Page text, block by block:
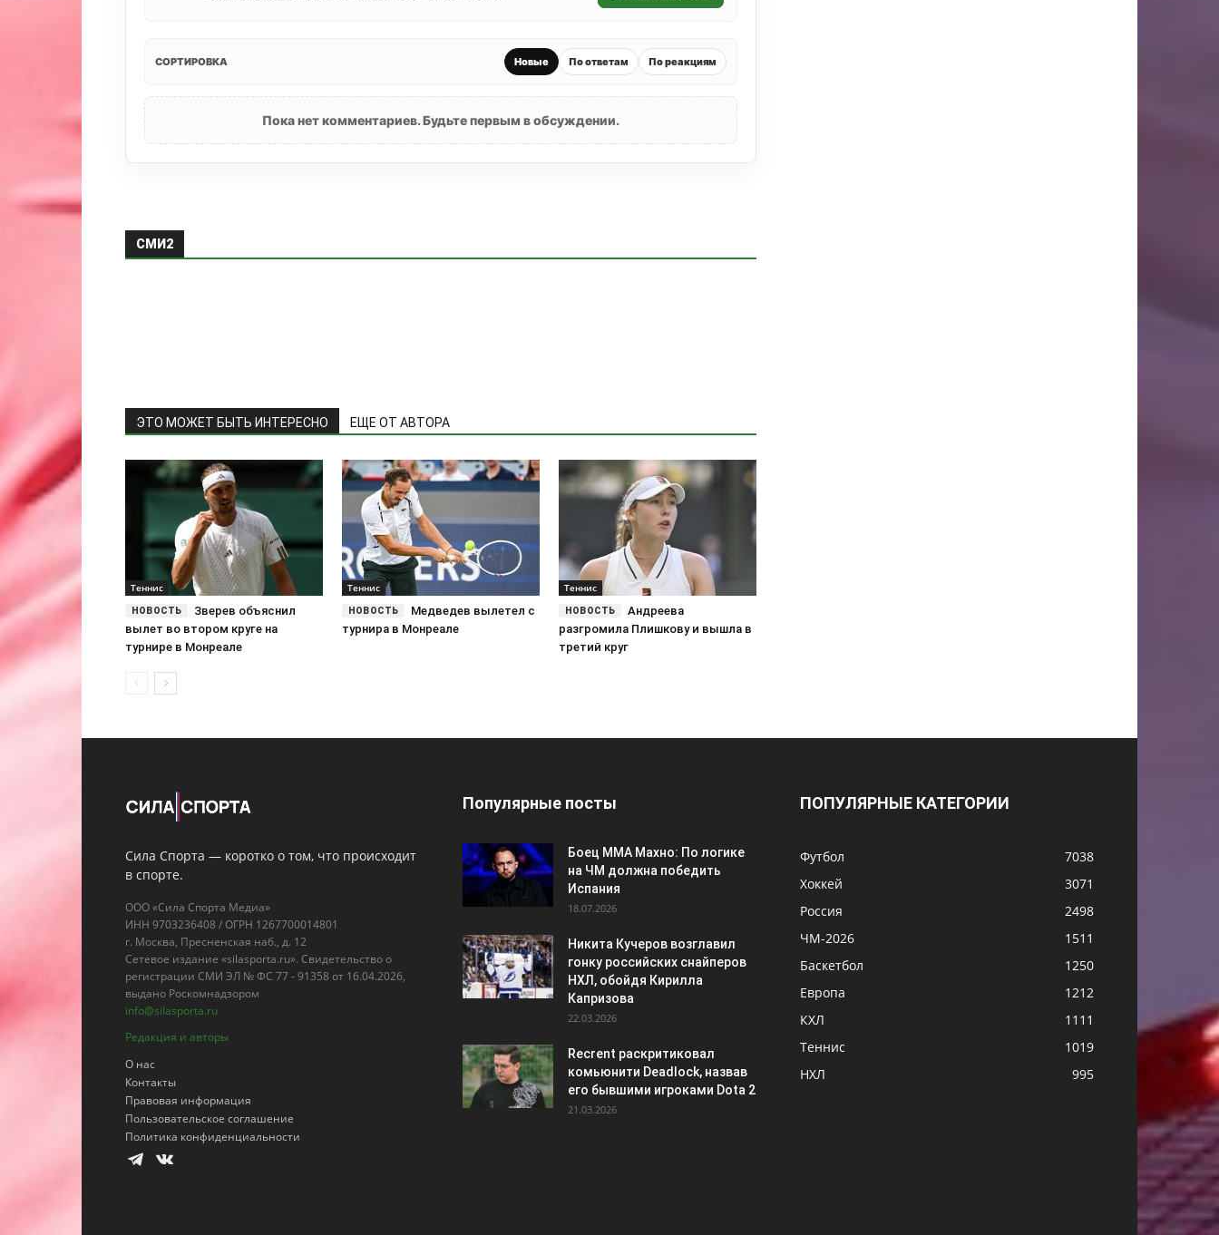
СОРТИРОВКА Новые По ответам По реакциям
Пока нет комментариев. Будьте первым в обсуждении.
СМИ2
ЭТО МОЖЕТ БЫТЬ ИНТЕРЕСНО ЕЩЕ ОТ АВТОРА
Теннис
Зверев объяснил
вылет во втором круге на
турнире в Монреале
Теннис
Медведев вылетел с
турнира в Монреале
Теннис
Андреева
разгромила Плишкову и вышла в
третий круг
Сила Спорта — коротко о том, что происходит
в спорте.
ООО «Сила Спорта Медиа»
ИНН 9703236408 / ОГРН 1267700014801
г. Москва, Пресненская наб., д. 12
Сетевое издание «silasporta.ru». Свидетельство о
регистрации СМИ ЭЛ № ФС 77 - 91358 от 16.04.2026,
выдано Роскомнадзором
info@silasporta.ru
Редакция и авторы
О нас
Контакты
Правовая информация
Пользовательское соглашение
Политика конфиденциальности
Популярные посты
Боец ММА Махно: По логике
на ЧМ должна победить
Испания
18.07.2026
Никита Кучеров возглавил
гонку российских снайперов
НХЛ, обойдя Кирилла
Капризова
22.03.2026
Recrent раскритиковал
комьюнити Deadlock, назвав
его бывшими игроками Dota 2
21.03.2026
ПОПУЛЯРНЫЕ КАТЕГОРИИ
Футбол
7038
Хоккей
3071
Россия
2498
ЧМ-2026
1511
Баскетбол
1250
Европа
1212
КХЛ
1111
Теннис
1019
НХЛ
995